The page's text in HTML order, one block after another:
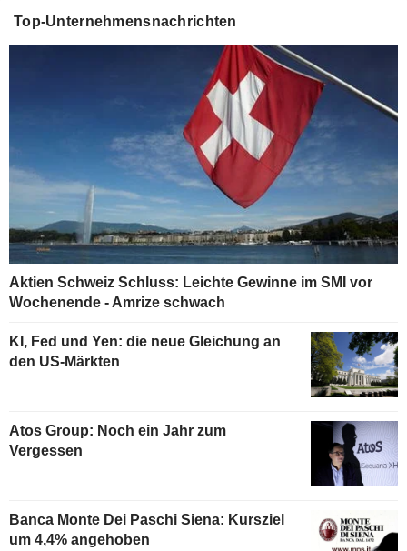
Top-Unternehmensnachrichten
Aktien Schweiz Schluss: Leichte Gewinne im SMI vor
Wochenende - Amrize schwach
KI, Fed und Yen: die neue Gleichung an
den US-Märkten
Atos Group: Noch ein Jahr zum
Vergessen
Banca Monte Dei Paschi Siena: Kursziel
um 4,4% angehoben